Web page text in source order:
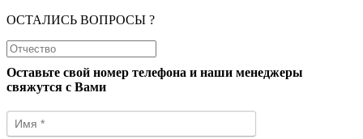
ОСТАЛИСЬ ВОПРОСЫ ?
Оставьте свой номер телефона и наши менеджеры
свяжутся с Вами